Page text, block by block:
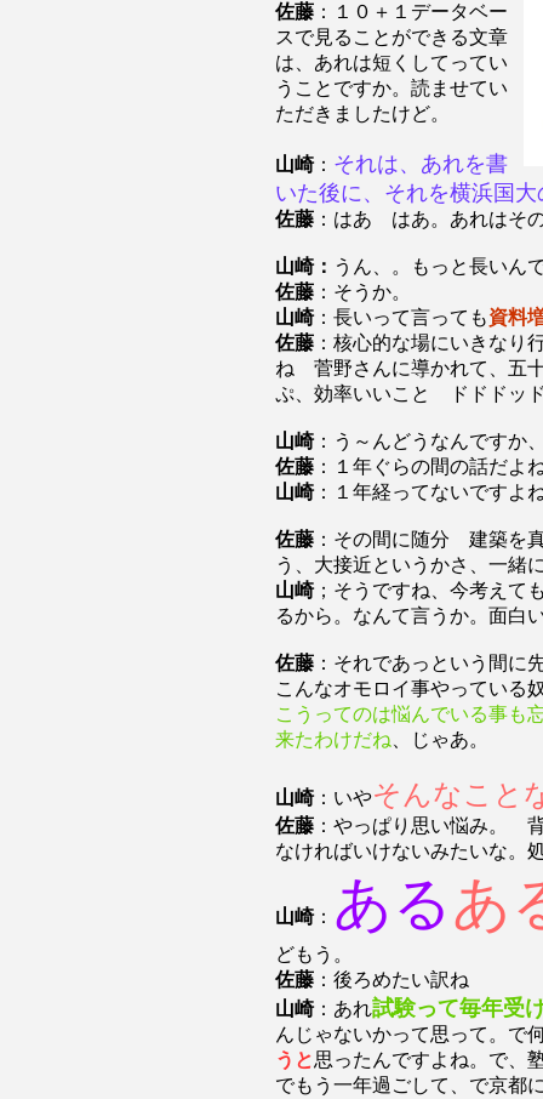
佐藤 ：１０＋１データベー
スで見ることができる文章
は、あれは短くしてってい
うことですか。読ませてい
ただきましたけど。
山崎： それは、あれを書
いた後に、それを横浜国
佐藤 ：はあ はあ。あれはそ
山崎： うん、。もっと長いん
佐藤 ：そうか。
山崎：長いって言っても資料
佐藤 ：核心的な場にいきな
ね 菅野さんに導かれて、五
ぷ、効率いいこと ドドドッ
山崎：う～んどうなんですか
佐藤 ：１年ぐらの間の話だよ
山崎：１年経ってないですよ
佐藤 ：その間に随分 建築を
う、大接近というかさ、一緒
山崎；そうですね、今考えて
るから。なんて言うか。面白
佐藤 ：それであっという間に
こんなオモロイ事やっている
こうってのは悩んでいる事も
来たわけだね 、じゃあ。
山崎：いやそんなこと
佐藤 ：やっぱり思い悩み。
なければいけないみたいな。
山崎： あるあ
どもう。
佐藤 ：後ろめたい訳ね
山崎：あれ試験って毎年受
んじゃないかって思って。で
うと思ったんですよね。で、
でもう一年過ごして、で京